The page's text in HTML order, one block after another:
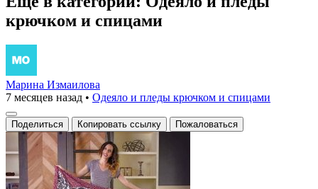
крючком и спицами
Марина Измаилова
7 месяцев назад • Одеяло и пледы крючком и спицами
Поделиться Копировать ссылку Пожаловаться